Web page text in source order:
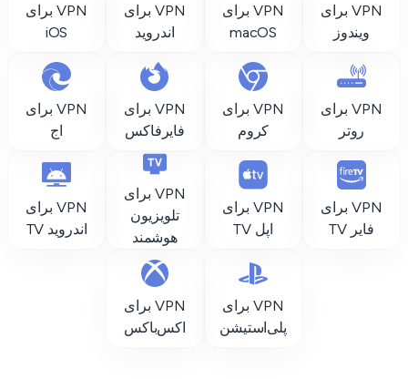
VPN برای
ویندوز
VPN برای
macOS
VPN برای
اندروید
VPN برای
iOS
VPN برای
روتر
VPN برای
کروم
VPN برای
فایرفاکس
VPN برای
اج
VPN برای
فایر TV
VPN برای
اپل TV
VPN برای
تلویزیون
هوشمند
VPN برای
اندروید TV
VPN برای
پلی‌استیشن
VPN برای
اکس‌باکس